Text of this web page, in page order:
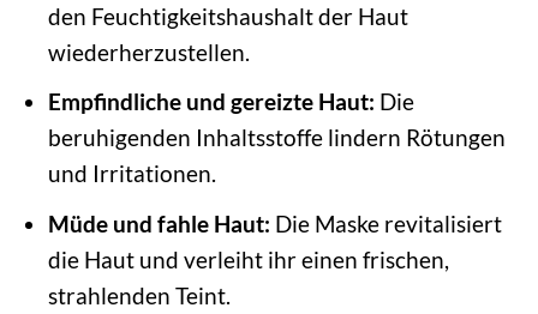
den Feuchtigkeitshaushalt der Haut
wiederherzustellen.
Empfindliche und gereizte Haut: Die
beruhigenden Inhaltsstoffe lindern Rötungen
und Irritationen.
Müde und fahle Haut: Die Maske revitalisiert
die Haut und verleiht ihr einen frischen,
strahlenden Teint.